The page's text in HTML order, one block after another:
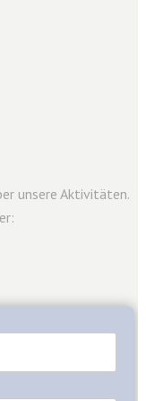
unsere Aktivitäten.